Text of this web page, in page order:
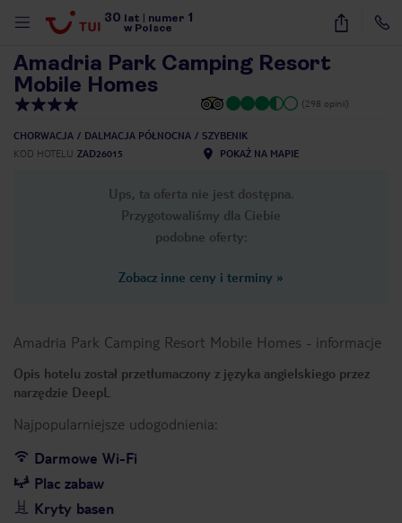
30 lat numer 1
w Polsce
21
Amadria Park Camping Resort
Mobile Homes
(298 opinii)
CHORWACJA DALMACJA PÓŁNOCNA
SZYBENIK
KOD HOTELU ZAD26015 POKAŻ NA MAPIE
Ups, ta oferta nie jest dostępna.
Przygotowaliśmy dla Ciebie
podobne oferty:
Zobacz inne ceny i terminy »
Amadria Park Camping Resort Mobile Homes - informacje
Opis hotelu został przetłumaczony z języka angielskiego przez
narzędzie DeepL
Najpopularniejsze udogodnienia:
Darmowe Wi-Fi
Plac zabaw
Kryty basen